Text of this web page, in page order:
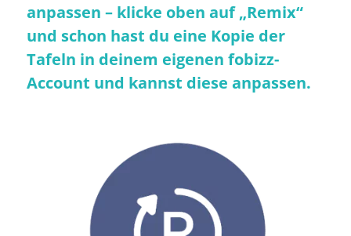
anpassen – klicke oben auf „Remix“
und schon hast du eine Kopie der
Tafeln in deinem eigenen fobizz-
Account und kannst diese anpassen.